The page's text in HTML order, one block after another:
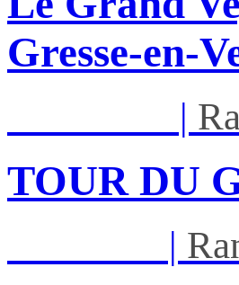
Gresse-en-
|
TOUR DU
|